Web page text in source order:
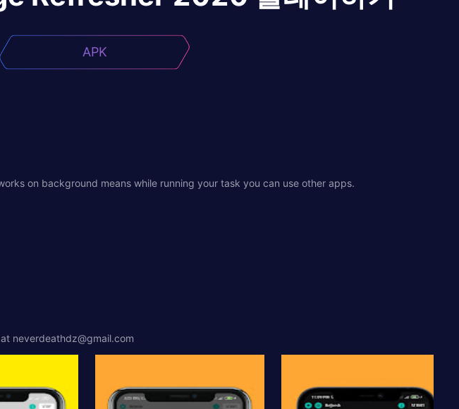
APK
on background means while running your task you can use other apps.
neverdeathdz@gmail.com